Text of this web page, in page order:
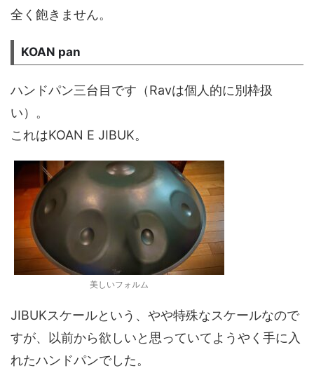
全く飽きません。
KOAN pan
ハンドパン三台目です（Ravは個人的に別枠扱
い）。
これはKOAN E JIBUK。
美しいフォルム
JIBUKスケールという、やや特殊なスケールなので
すが、以前から欲しいと思っていてようやく手に入
れたハンドパンでした。